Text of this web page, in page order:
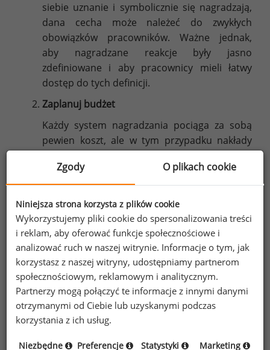
siebie uznanie i symbolicznie się nagradzają,
dana cecha może należeć do zwykłych
obowiązków pracowników. Ważne jednak,
aby nagradzane reakcje były jasno
zdefiniowane i aby pracownicy mieli łatwy
dostęp do tych definicji.
Zaplanuj budżet
Każdy system nagradzania pociąga za sobą
pewien koszt, ale w tym przypadku nakłady
można wprowadzić również przekazywanie
wyrazów uznania poprzez wysyłanie
wiadomości w intranecie czy kartki
z podziękowaniami.
Dobierz odpowiednie nagrody
Stosowane bodźce motywacyjne mogą mieć
formę: pieniężną, rzeczową lub symboliczną.
Dobrym pomysłem jest stworzenie
parostopniowego systemu nagród i reguł
ich przyznawania. Poniżej przykład takich
Zgody O plikach cookie
Niniejsza strona korzysta z plików cookie
Wykorzystujemy pliki cookie do spersonalizowania treści
i reklam, aby oferować funkcje społecznościowe i
analizować ruch w naszej witrynie. Informacje o tym, jak
korzystasz z naszej witryny, udostępniamy partnerom
społecznościowym, reklamowym i analitycznym.
Partnerzy mogą połączyć te informacje z innymi danymi
otrzymanymi od Ciebie lub uzyskanymi podczas
korzystania z ich usług.
Niezbędne Preferencje Statystyki Marketing